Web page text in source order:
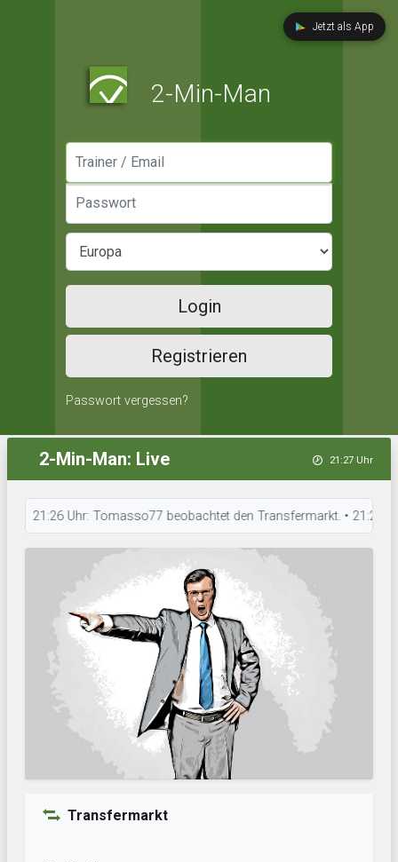
Jetzt als App
2-Min-Man
Login
Registrieren
Passwort vergessen?
2-Min-Man: Live 21:27 Uhr
21:26 Uhr: Tomasso77 beobachtet den Transfermarkt. • 21:26 Uhr:
Transfermarkt